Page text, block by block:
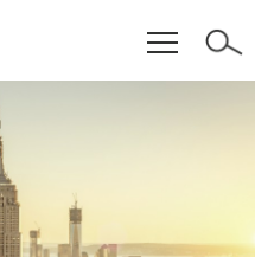
Einstellungen